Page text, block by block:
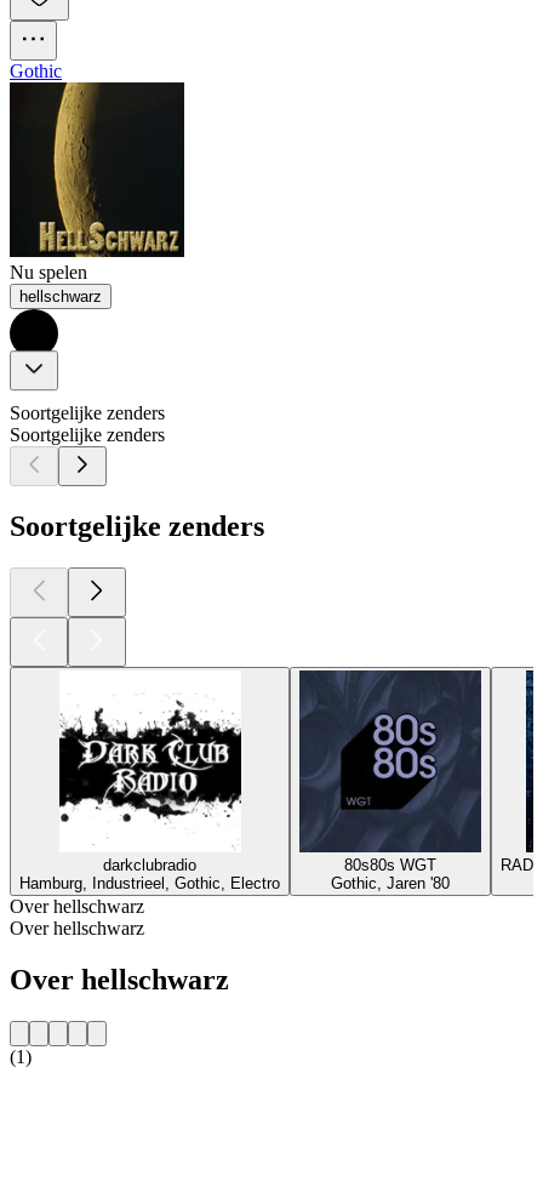
Gothic
Nu spelen
hellschwarz
Soortgelijke zenders
Soortgelijke zenders
Soortgelijke zenders
darkclubradio
Hamburg, Industrieel, Gothic, Electro
80s80s WGT
Gothic, Jaren '80
Over hellschwarz
Over hellschwarz
Over hellschwarz
(1)